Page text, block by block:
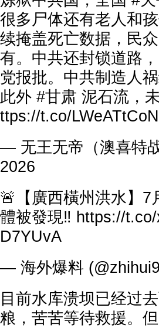
很多尸体还有老人和
续掩盖死亡数据，民
有。中共还封锁道路
党报批。中共制造人祸
此外 #甘肃 泥石流，
ttps://t.co/
— 无王无帝（澳喜特
2026
🚨【廣西橫州洪水】7
體被發現‼️ https://
D7YUvA
— 海外爆料
目前水库溃坝已经过
粮，苦苦等待救援。